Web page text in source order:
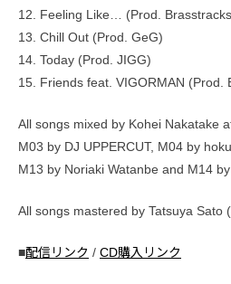
12. Feeling Like… (Prod.
13. Chill Out (Prod. GeG)
14. Today (Prod. JIGG)
15. Friends feat. VIGORMAN (Prod.
All songs mixed by Kohei Nakatake
M03 by DJ UPPERCUT, M04 by
M13 by Noriaki Watanbe and M14 by
All songs mastered by Tatsuya Sato
■配信リンク / CD購入リンク